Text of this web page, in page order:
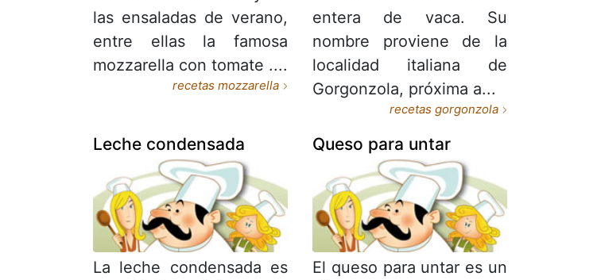
las ensaladas de verano,
entre ellas la famosa
mozzarella con tomate ....
recetas mozzarella
entera de vaca. Su
nombre proviene de la
localidad italiana de
Gorgonzola, próxima a...
recetas gorgonzola
Leche condensada
La leche condensada es
Queso para untar
El queso para untar es un